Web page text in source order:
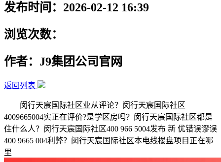
发布时间：2026-02-12 16:39
浏览次数：
作者：J9集团公司官网
返回列表
闵行天宸国际社区业从评论？闵行天宸国际社区
4009665004实正在评价?是学区房吗？闵行天宸国际社区都是
住什么人？闵行天宸国际社区400 966 5004发布 新 优错误谬误
400 9665 004利弊？闵行天宸国际社区本电线楼盘项目正在哪
里